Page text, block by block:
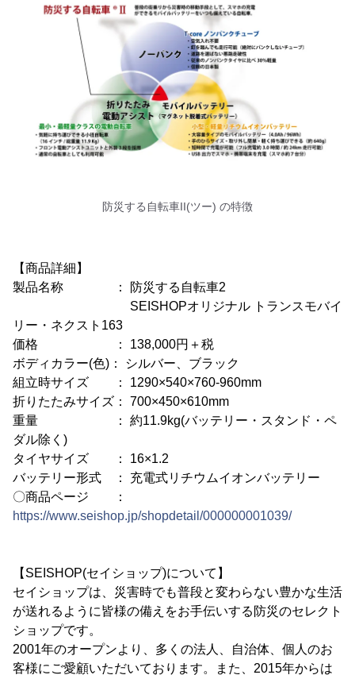
防災する自転車II(ツー) の特徴
【商品詳細】
製品名称 ： 防災する自転車2
SEISHOPオリジナル トランスモバイ
リー・ネクスト163
価格 ： 138,000円＋税
ボディカラー(色)： シルバー、ブラック
組立時サイズ ： 1290×540×760-960mm
折りたたみサイズ： 700×450×610mm
重量 ： 約11.9kg(バッテリー・スタンド・ペ
ダル除く)
タイヤサイズ ： 16×1.2
バッテリー形式 ： 充電式リチウムイオンバッテリー
〇商品ページ ：
https://www.seishop.jp/shopdetail/000000001039/
【SEISHOP(セイショップ)について】
セイショップは、災害時でも普段と変わらない豊かな生活
が送れるように皆様の備えをお手伝いする防災のセレクト
ショップです。
2001年のオープンより、多くの法人、自治体、個人のお
客様にご愛顧いただいております。また、2015年からは